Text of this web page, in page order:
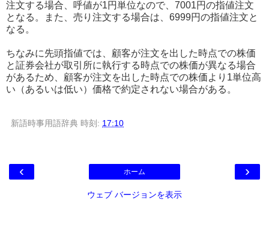
注文する場合、呼値が1円単位なので、7001円の指値注文
となる。また、売り注文する場合は、6999円の指値注文と
なる。
ちなみに先頭指値では、顧客が注文を出した時点での株価
と証券会社が取引所に執行する時点での株価が異なる場合
があるため、顧客が注文を出した時点での株価より1単位高
い（あるいは低い）価格で約定されない場合がある。
新語時事用語辞典 時刻: 17:10
‹ ›
ホーム
ウェブ バージョンを表示